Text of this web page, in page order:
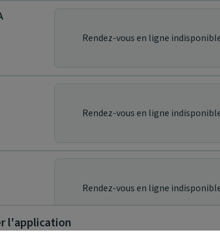
Rendez-vous en ligne
Rendez-vous en ligne
Rendez-vous en ligne
l'application